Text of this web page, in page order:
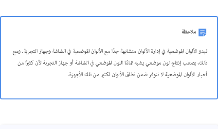
ملاحظة
تبدو الألوان الموضعية في إدارة الألوان متشابهة جدًا مع الألوان الموضعية في الشاشة وجهاز التجربة. ومع
ذلك، يصعب إنتاج لون موضعي يشبه تمامًا اللون الموضعي في الشاشة أو جهاز التجربة لأن كثيرًا من
أحبار الألوان الموضعية لا تتوفر ضمن نطاق الألوان لكثير من تلك الأجهزة.